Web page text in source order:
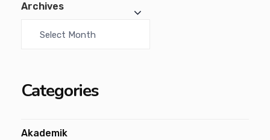
Archives
Categories
Akademik